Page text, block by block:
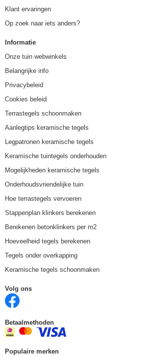
Klant ervaringen
Op zoek naar iets anders?
Informatie
Onze tuin webwinkels
Belangrijke info
Privacybeleid
Cookies beleid
Terrastegels schoonmaken
Aanlegtips keramische tegels
Legpatronen keramische tegels
Keramische tuintegels onderhouden
Mogelijkheden keramische tegels
Onderhoudsvriendelijke tuin
Hoe terrastegels vervoeren
Stappenplan klinkers berekenen
Berekenen betonklinkers per m2
Hoeveelheid tegels berekenen
Tegels onder overkapping
Keramische tegels schoonmaken
Volg ons
Betaalmethoden
Populaire merken